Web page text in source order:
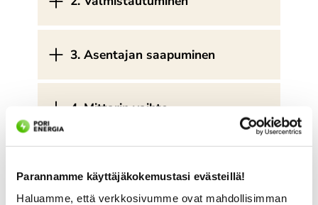
Parannamme käyttäjäkokemustasi evästeillä!
Haluamme, että verkkosivumme ovat mahdollisimman
3. Asentajan saapuminen
4. Mittarin vaihto
jälkeen